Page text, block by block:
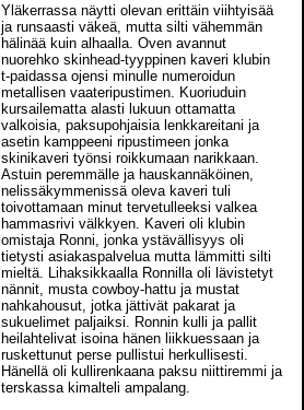
Yläkerrassa näytti olevan erittäin viihtyisää
ja runsaasti väkeä, mutta silti vähemmän
hälinää kuin alhaalla. Oven avannut
nuorehko skinhead-tyyppinen kaveri klubin
t-paidassa ojensi minulle numeroidun
metallisen vaateripustimen. Kuoriuduin
kursailematta alasti lukuun ottamatta
valkoisia, paksupohjaisia lenkkareitani ja
asetin kamppeeni ripustimeen jonka
skinikaveri työnsi roikkumaan narikkaan.
Astuin peremmälle ja hauskannäköinen,
nelissäkymmenissä oleva kaveri tuli
toivottamaan minut tervetulleeksi valkea
hammasrivi välkkyen. Kaveri oli klubin
omistaja Ronni, jonka ystävällisyys oli
tietysti asiakaspalvelua mutta lämmitti silti
mieltä. Lihaksikkaalla Ronnilla oli lävistetyt
nännit, musta cowboy-hattu ja mustat
nahkahousut, jotka jättivät pakarat ja
sukuelimet paljaiksi. Ronnin kulli ja pallit
heilahtelivat isoina hänen liikkuessaan ja
ruskettunut perse pullistui herkullisesti.
Hänellä oli kullirenkaana paksu niittiremmi ja
terskassa kimalteli ampalang.